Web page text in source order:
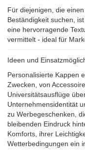
Für diejenigen, die
Beständigkeit suchen,
eine hervorragende
vermittelt - ideal für
Ideen und
Personalisierte Kappen
Zwecken, von
Universitätsausflüge
Unternehmensidentität
zu Werbegeschenken,
bleibenden Eindruck
Komforts, ihrer
Wetterbedingungen ein